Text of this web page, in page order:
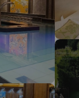
Ziel zu ändern.
er zurück sein.